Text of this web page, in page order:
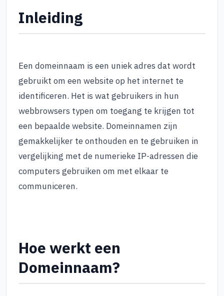
Inleiding
Een domeinnaam is een uniek adres dat wordt
gebruikt om een website op het internet te
identificeren. Het is wat gebruikers in hun
webbrowsers typen om toegang te krijgen tot
een bepaalde website. Domeinnamen zijn
gemakkelijker te onthouden en te gebruiken in
vergelijking met de numerieke IP-adressen die
computers gebruiken om met elkaar te
communiceren.
Hoe werkt een
Domeinnaam?